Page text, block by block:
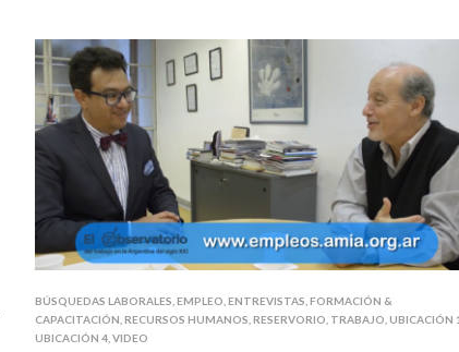
BÚSQUEDAS LABORALES ,EMPLEO ,ENTREVISTAS ,FORMACIÓN &
CAPACITACIÓN ,RECURSOS HUMANOS ,RESERVORIO TRABAJO ,UBICACIÓN 1
UBICACIÓN 4 ,VIDEO